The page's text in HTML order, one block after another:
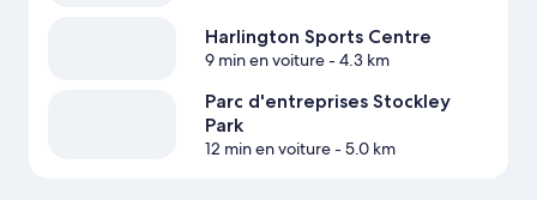
Harlington Sports Centre
9 min en voiture- 4.3 km
Parc d'entreprises Stockley
Park
12 min en voiture- 5.0 km